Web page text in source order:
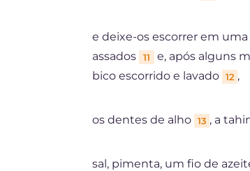
e deixe-os escorrer em
assados
11
e, após alguns
bico escorrido e lavado 12 ,
os dentes de alho 13 , a
sal, pimenta, um fio de